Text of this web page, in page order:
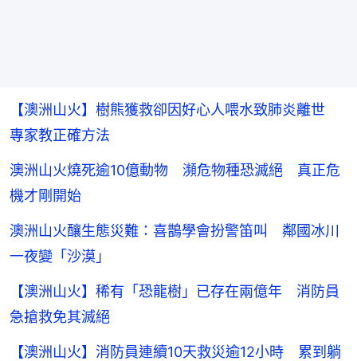
【澳洲山火】樹熊獲救卻因好心人喂水致肺炎離世
專家教正確方法
澳洲山火燒死逾10億動物 瀕危物種恐滅絕 真正危
機才剛開始
澳洲山火釀生態災難：喜鵲學會扮警笛叫 鄰國冰川
一夜變「沙漠」
【澳洲山火】稀有「恐龍樹」已存在兩億年 消防員
急搶救免其滅絕
【澳洲山火】消防員連續10天救災逾12小時 累到躺